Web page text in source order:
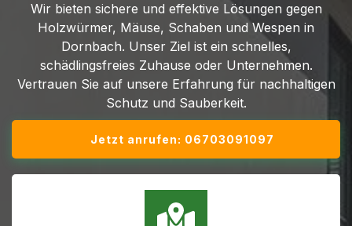
Wir bieten sichere und effektive Lösungen gegen
Holzwürmer, Mäuse, Schaben und Wespen in
Dornbach. Unser Ziel ist ein schnelles,
schädlingsfreies Zuhause oder Unternehmen.
Vertrauen Sie auf unsere Erfahrung für nachhaltigen
Schutz und Sauberkeit.
Jetzt anrufen: 06703091097